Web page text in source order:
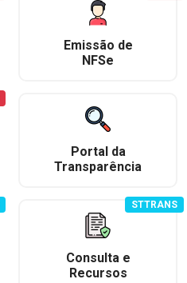
Emissão de
NFSe
Portal da
Transparência
Consulta e
Recursos
STTRANS